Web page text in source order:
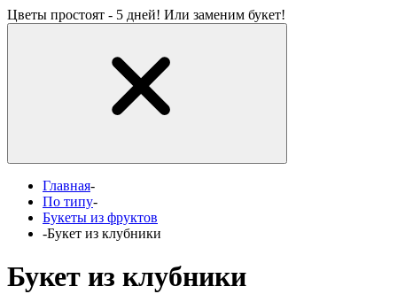
Цветы простоят - 5 дней! Или заменим букет!
Главная-
По типу-
Букеты из фруктов
-Букет из клубники
Букет из клубники